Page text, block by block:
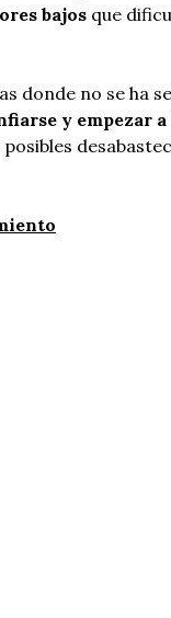
bajos que
donde no se ha
y empezar